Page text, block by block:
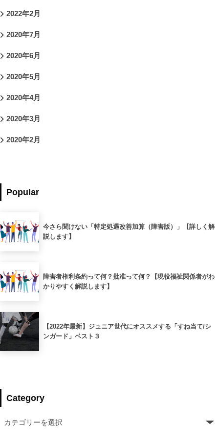
2022年2月
2020年7月
2020年6月
2020年5月
2020年4月
2020年3月
2020年2月
Popular
今さら聞けない「特定処遇改善加算（障害版）」【詳しく解
説します】
障害者権利条約って何？批准って何？【現役福祉関係者がわ
かりやすく解説します】
【2022年最新】ジュニア世代にオススメする「すね当て/シ
ンガード」ベスト３
Category